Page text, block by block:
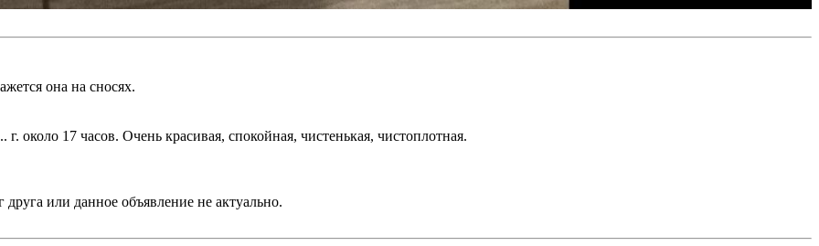
она на сносях.
около 17 часов. Очень красивая, спокойная, чистенькая, чистоплотная.